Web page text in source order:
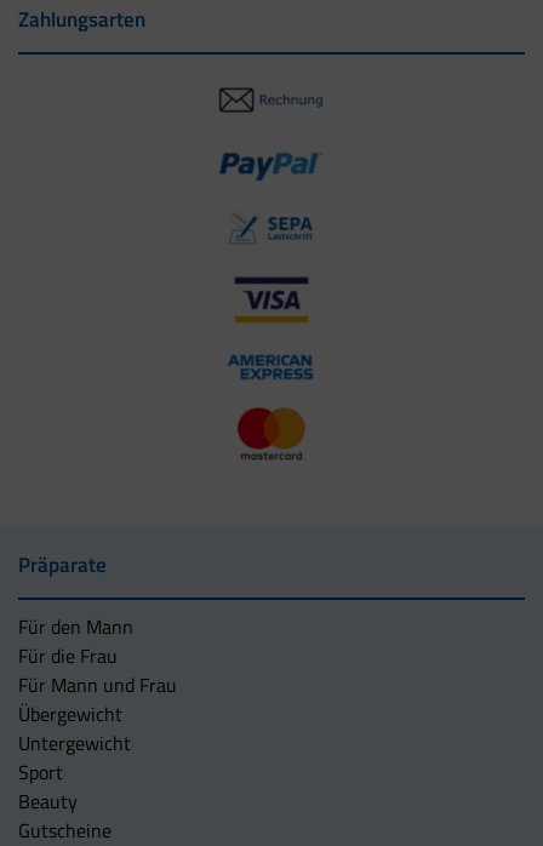
Zahlungsarten
Präparate
Für den Mann
Für die Frau
Für Mann und Frau
Übergewicht
Untergewicht
Sport
Beauty
Gutscheine